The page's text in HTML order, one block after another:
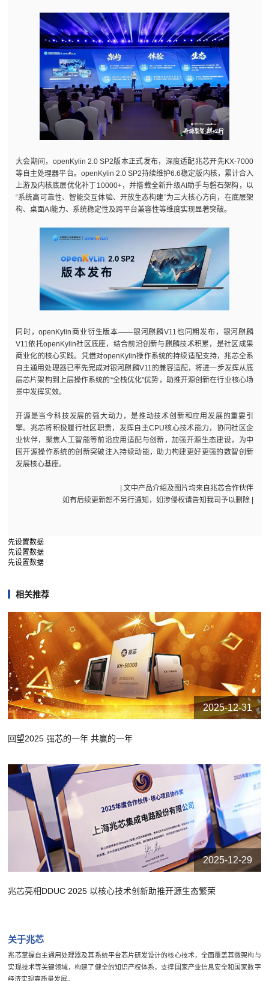
大会期间，openKylin 2.0 SP2版本正式发布，深度适配兆芯开先KX-7000
等自主处理器平台。openKylin 2.0 SP2持续维护6.6稳定版内核，累计合入
上游及内核底层优化补丁10000+，并搭载全新升级AI助手与磐石架构，以
“系统高可靠性、智能交互体验、开放生态构建”为三大核心方向，在底层架
构、桌面AI能力、系统稳定性及跨平台兼容性等维度实现显著突破。
同时，openKylin商业衍生版本——银河麒麟V11也同期发布，银河麒麟
V11依托openKylin社区底座，结合前沿创新与麒麟技术积累，是社区成果
商业化的核心实践。凭借对openKylin操作系统的持续适配支持，兆芯全系
自主通用处理器已率先完成对银河麒麟V11的兼容适配，将进一步发挥从底
层芯片架构到上层操作系统的“全栈优化”优势，助推开源创新在行业核心场
景中发挥实效。
开源是当今科技发展的强大动力，是推动技术创新和应用发展的重要引
擎。兆芯将积极履行社区职责，发挥自主CPU核心技术能力，协同社区企
业伙伴，聚焦人工智能等前沿应用适配与创新，加强开源生态建设，为中
国开源操作系统的创新突破注入持续动能，助力构建更好更强的数智创新
发展核心基座。
| 文中产品介绍及图片均来自兆芯合作伙伴
如有后续更新恕不另行通知，如涉侵权请告知我司予以删除 |
先设置数据
先设置数据
先设置数据
相关推荐
2025-12-31
回望2025 强芯的一年 共赢的一年
2025-12-29
兆芯亮相DDUC 2025 以核心技术创新助推开源生态繁荣
关于兆芯
兆芯掌握自主通用处理器及其系统平台芯片研发设计的核心技术，全面覆盖其微架构与
实现技术等关键领域，构建了健全的知识产权体系，支撑国家产业信息安全和国家数字
经济实现高质量发展。